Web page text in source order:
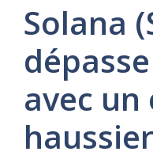
Solana
avec un